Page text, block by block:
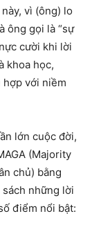
vì (ông) lo
ông gọi là “sự
cười khi lời
khoa học,
với niềm
lớn cuộc đời,
(Majority
chủ) bằng
những lời
điểm nổi bật: